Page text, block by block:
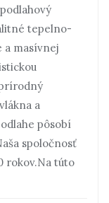
tepelno-
a masívnej
a
pôsobí
spoločnosť
rokov.Na túto